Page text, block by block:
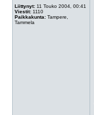
Liittynyt: 11 Touko 2004, 00:41
Viestit: 1110
Paikkakunta: Tampere,
Tammela